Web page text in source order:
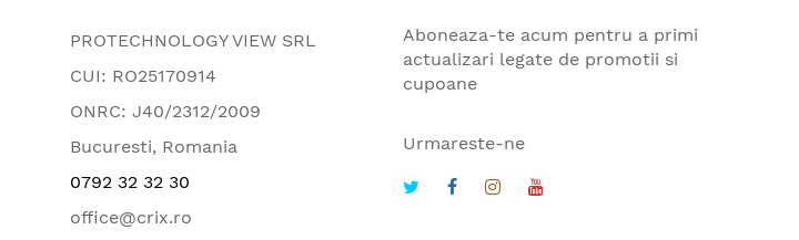
PROTECHNOLOGY VIEW SRL
CUI: RO25170914
ONRC: J40/2312/2009
Bucuresti, Romania
0792 32 32 30
office@crix.ro
Aboneaza-te acum pentru a primi
actualizari legate de promotii si
cupoane
Urmareste-ne